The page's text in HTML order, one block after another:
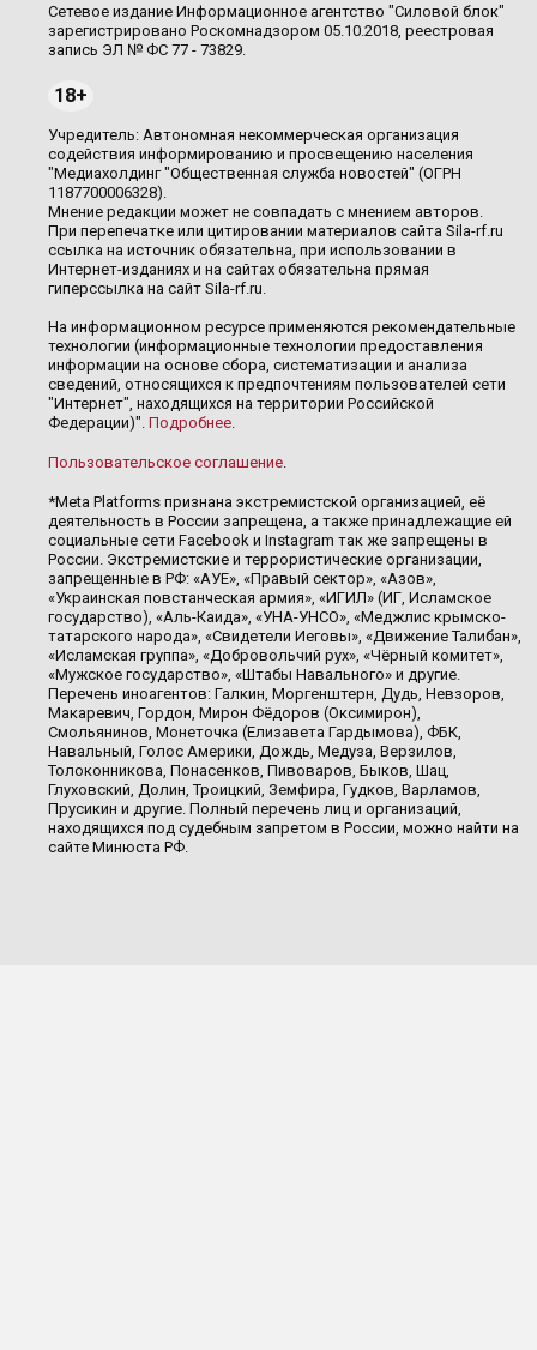
Сетевое издание Информационное агентство "Силовой блок"
зарегистрировано Роскомнадзором 05.10.2018, реестровая
запись ЭЛ № ФС 77 - 73829.
18+
Учредитель: Автономная некоммерческая организация
содействия информированию и просвещению населения
"Медиахолдинг "Общественная служба новостей" (ОГРН
1187700006328).
Мнение редакции может не совпадать с мнением авторов.
При перепечатке или цитировании материалов сайта Sila-rf.ru
ссылка на источник обязательна, при использовании в
Интернет-изданиях и на сайтах обязательна прямая
гиперссылка на сайт Sila-rf.ru.
На информационном ресурсе применяются рекомендательные
технологии (информационные технологии предоставления
информации на основе сбора, систематизации и анализа
сведений, относящихся к предпочтениям пользователей сети
"Интернет", находящихся на территории Российской
Федерации)". Подробнее.
Пользовательское соглашение.
*Meta Platforms признана экстремистской организацией, её
деятельность в России запрещена, а также принадлежащие ей
социальные сети Facebook и Instagram так же запрещены в
России. Экстремистские и террористические организации,
запрещенные в РФ: «АУЕ», «Правый сектор», «Азов»,
«Украинская повстанческая армия», «ИГИЛ» (ИГ, Исламское
государство), «Аль-Каида», «УНА-УНСО», «Меджлис крымско-
татарского народа», «Свидетели Иеговы», «Движение Талибан»,
«Исламская группа», «Добровольчий рух», «Чёрный комитет»,
«Мужское государство», «Штабы Навального» и другие.
Перечень иноагентов: Галкин, Моргенштерн, Дудь, Невзоров,
Макаревич, Гордон, Мирон Фёдоров (Оксимирон),
Смольянинов, Монеточка (Елизавета Гардымова), ФБК,
Навальный, Голос Америки, Дождь, Медуза, Верзилов,
Толоконникова, Понасенков, Пивоваров, Быков, Шац,
Глуховский, Долин, Троицкий, Земфира, Гудков, Варламов,
Прусикин и другие. Полный перечень лиц и организаций,
находящихся под судебным запретом в России, можно найти на
сайте Минюста РФ.